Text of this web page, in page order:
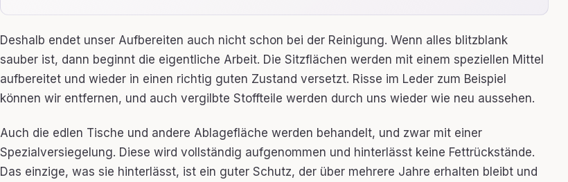
Deshalb endet unser Aufbereiten auch nicht schon bei der Reinigung. Wenn alles blitzblank
sauber ist, dann beginnt die eigentliche Arbeit. Die Sitzflächen werden mit einem speziellen Mittel
aufbereitet und wieder in einen richtig guten Zustand versetzt. Risse im Leder zum Beispiel
können wir entfernen, und auch vergilbte Stoffteile werden durch uns wieder wie neu aussehen.
Auch die edlen Tische und andere Ablagefläche werden behandelt, und zwar mit einer
Spezialversiegelung. Diese wird vollständig aufgenommen und hinterlässt keine Fettrückstände.
Das einzige, was sie hinterlässt, ist ein guter Schutz, der über mehrere Jahre erhalten bleibt und